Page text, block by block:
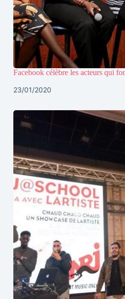
Facebook célèbre les acteurs qui
23/01/2020